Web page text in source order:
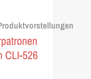
CLI-526